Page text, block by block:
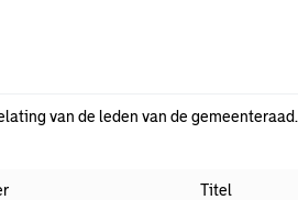
van de leden van de gemeenteraad.
Titel